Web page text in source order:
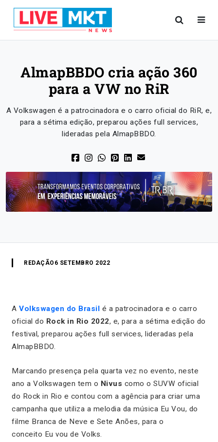
AlmapBBDO cria ação 360
para a VW no RiR
A Volkswagen é a patrocinadora e o carro oficial do RiR, e,
para a sétima edição, preparou ações full services,
lideradas pela AlmapBBDO.
REDAÇÃO 6 SETEMBRO 2022
A Volkswagen do Brasil é a patrocinadora e o carro
oficial do Rock in Rio 2022, e, para a sétima edição do
festival, preparou ações full services, lideradas pela
AlmapBBDO.
Marcando presença pela quarta vez no evento, neste
ano a Volkswagen tem o Nivus como o SUVW oficial
do Rock in Rio e contou com a agência para criar uma
campanha que utiliza a melodia da música Eu Vou, do
filme Branca de Neve e Sete Anões, para o
conceito Eu vou de Volks.